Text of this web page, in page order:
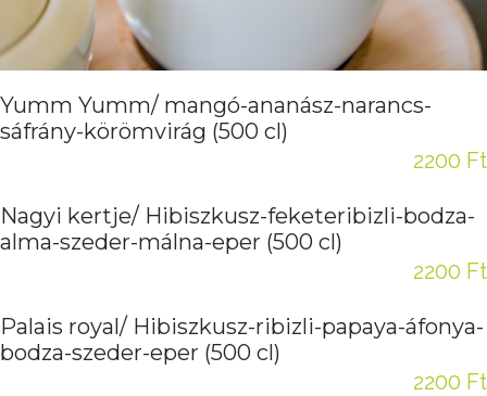
Yumm Yumm/ mangó-ananász-narancs-
sáfrány-körömvirág (500 cl)
2200 Ft
Nagyi kertje/ Hibiszkusz-feketeribizli-bodza-
alma-szeder-málna-eper (500 cl)
2200 Ft
Palais royal/ Hibiszkusz-ribizli-papaya-áfonya-
bodza-szeder-eper (500 cl)
2200 Ft